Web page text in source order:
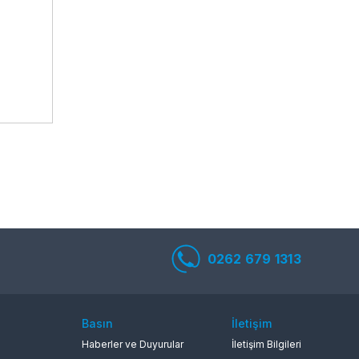
Ürünleri ve
0262 679 1313
Basın
Haberler ve Duyurular
İletişim
İletişim Bilgileri